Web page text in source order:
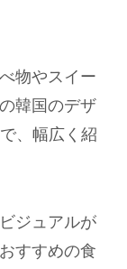
物やスイー
韓国のデザ
、幅広く紹
ジュアルが
すすめの食